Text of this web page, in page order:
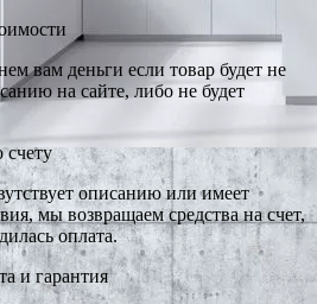
вам деньги если товар будет не
на сайте, либо не будет
счету
описанию или имеет
мы возвращаем средства на счет,
оплата.
и гарантия